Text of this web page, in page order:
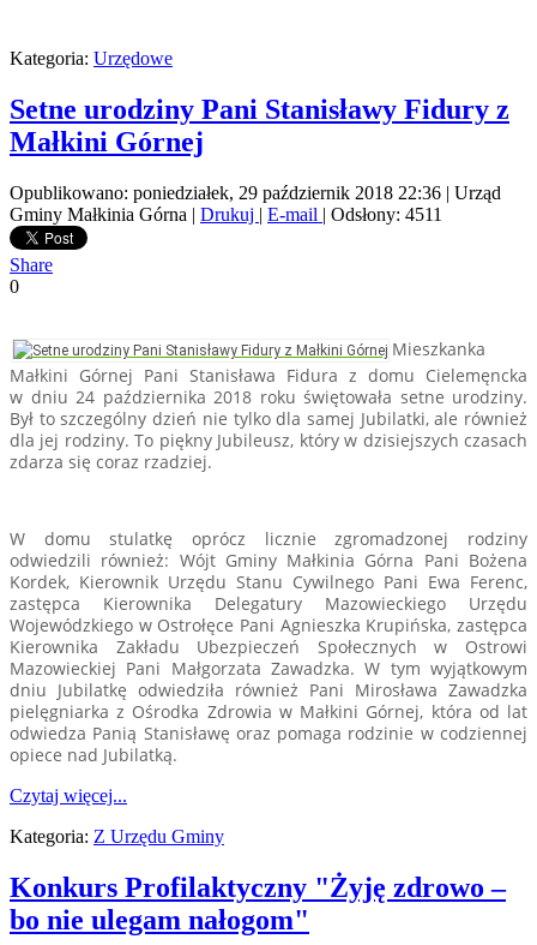
Kategoria: Urzędowe
Setne urodziny Pani Stanisławy Fidury z
Małkini Górnej
Opublikowano: poniedziałek, 29 październik 2018 22:36 | Urząd
Gminy Małkinia Górna | Drukuj | E-mail | Odsłony: 4511
Share
0
Mieszkanka
Małkini Górnej Pani Stanisława Fidura z domu Cielemęncka
w dniu 24 października 2018 roku świętowała setne urodziny.
Był to szczególny dzień nie tylko dla samej Jubilatki, ale również
dla jej rodziny. To piękny Jubileusz, który w dzisiejszych czasach
zdarza się coraz rzadziej.
W domu stulatkę oprócz licznie zgromadzonej rodziny
odwiedzili również: Wójt Gminy Małkinia Górna Pani Bożena
Kordek, Kierownik Urzędu Stanu Cywilnego Pani Ewa Ferenc,
zastępca Kierownika Delegatury Mazowieckiego Urzędu
Wojewódzkiego w Ostrołęce Pani Agnieszka Krupińska, zastępca
Kierownika Zakładu Ubezpieczeń Społecznych w Ostrowi
Mazowieckiej Pani Małgorzata Zawadzka. W tym wyjątkowym
dniu Jubilatkę odwiedziła również Pani Mirosława Zawadzka
pielęgniarka z Ośrodka Zdrowia w Małkini Górnej, która od lat
odwiedza Panią Stanisławę oraz pomaga rodzinie w codziennej
opiece nad Jubilatką.
Czytaj więcej...
Kategoria: Z Urzędu Gminy
Konkurs Profilaktyczny "Żyję zdrowo –
bo nie ulegam nałogom"